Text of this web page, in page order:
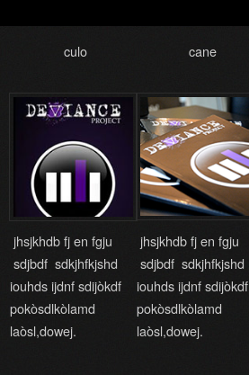
culo cane
jhsjkhdb fj en fgju
sdjbdf sdkjhfkjshd
iouhds ijdnf sdijòkdf
pokòsdlkòlamd
laòsl,dowej.
jhsjkhdb fj en fgju
sdjbdf sdkjhfkjshd
iouhds ijdnf sdijòkdf
pokòsdlkòlamd
laòsl,dowej.